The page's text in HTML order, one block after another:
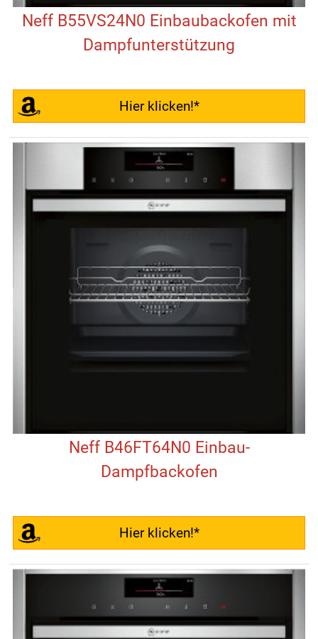
Neff B55VS24N0 Einbaubackofen mit
Dampfunterstützung
Hier klicken!*
Neff B46FT64N0 Einbau-
Dampfbackofen
Hier klicken!*